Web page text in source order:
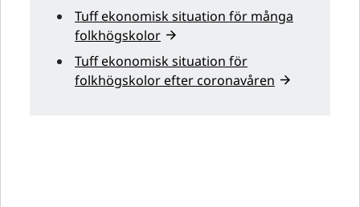
Tuff ekonomisk situation för många
folkhögskolor
Tuff ekonomisk situation för
folkhögskolor efter coronavåren